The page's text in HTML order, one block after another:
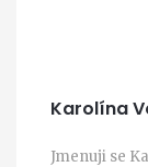
Karolína
Jmenuji se